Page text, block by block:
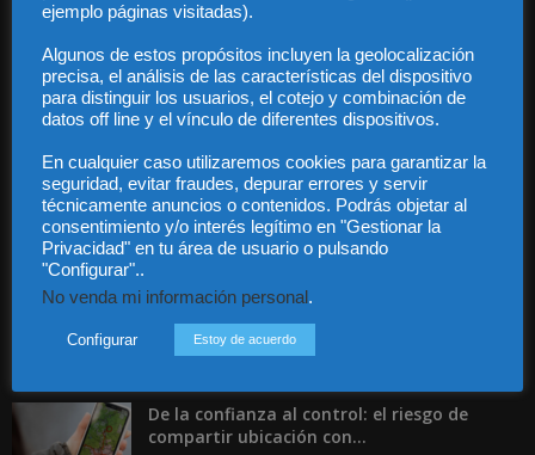
Guía Colaboradores
Contáctanos:info@diariojuridico.com
Incluso más noticias
Publicado el aumento de retribuciones de
abogados y procuradores del Turno...
5 agosto, 2026
De la confianza al control: el riesgo de
compartir ubicación con...
ejemplo páginas visitadas).
Algunos de estos propósitos incluyen la geolocalización
precisa, el análisis de las características del dispositivo
para distinguir los usuarios, el cotejo y combinación de
datos off line y el vínculo de diferentes dispositivos.
En cualquier caso utilizaremos cookies para garantizar la
seguridad, evitar fraudes, depurar errores y servir
técnicamente anuncios o contenidos. Podrás objetar al
consentimiento y/o interés legítimo en "Gestionar la
Privacidad" en tu área de usuario o pulsando
"Configurar"..
No venda mi información personal.
Configurar Estoy de acuerdo